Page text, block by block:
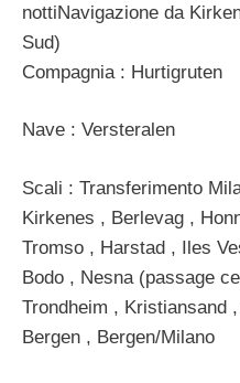
nottiNavigazione da
Sud)
Compagnia : Hurtigruten
Nave : Versteralen
Scali : Transferimento
Kirkenes , Berlevag ,
Tromso , Harstad , Iles
Bodo , Nesna (passage
Trondheim , Kristiansand
Bergen , Bergen/Milano